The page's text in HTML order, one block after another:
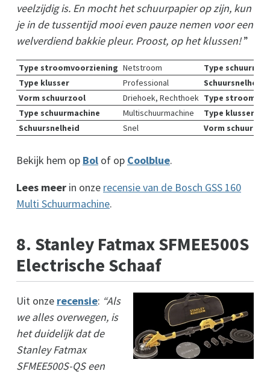
veelzijdig is. En mocht het schuurpapier op zijn, kun
je in de tussentijd mooi even pauze nemen voor een
welverdiend bakkie pleur. Proost, op het klussen!”
Type stroomvoorziening Netstroom
Type
Type klusser
Professional
Schuursnelheid
Vorm schuurzool
Driehoek, Rechthoek Type
Type schuurmachine
Multischuurmachine
Type klusser
Schuursnelheid
Snel Vorm schuurzool
Bekijk hem op Bol of op Coolblue.
Lees meer in onze recensie van de Bosch GSS 160
Multi Schuurmachine.
8. Stanley Fatmax SFMEE500S
Electrische Schaaf
Uit onze recensie: “Als
we alles overwegen, is
het duidelijk dat de
Stanley Fatmax
SFMEE500S-QS een